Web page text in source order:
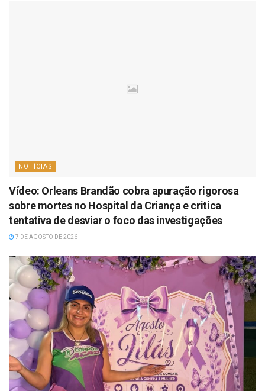
NOTÍCIAS
Vídeo: Orleans Brandão cobra apuração rigorosa
sobre mortes no Hospital da Criança e critica
tentativa de desviar o foco das investigações
7 DE AGOSTO DE 2026